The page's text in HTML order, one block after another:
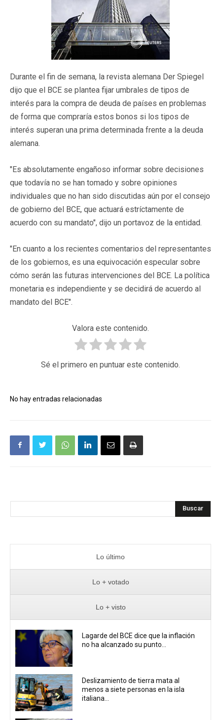
Durante el fin de semana, la revista alemana Der Spiegel
dijo que el BCE se plantea fijar umbrales de tipos de
interés para la compra de deuda de países en problemas
de forma que compraría estos bonos si los tipos de
interés superan una prima determinada frente a la deuda
alemana.
"Es absolutamente engañoso informar sobre decisiones
que todavía no se han tomado y sobre opiniones
individuales que no han sido discutidas aún por el consejo
de gobierno del BCE, que actuará estríctamente de
acuerdo con su mandato", dijo un portavoz de la entidad.
"En cuanto a los recientes comentarios del representantes
de los gobiernos, es una equivocación especular sobre
cómo serán las futuras intervenciones del BCE. La política
monetaria es independiente y se decidirá de acuerdo al
mandato del BCE".
Valora este contenido.
Sé el primero en puntuar este contenido.
No hay entradas relacionadas
Buscar
Lo último
Lo + votado
Lo + visto
Lagarde del BCE dice que la inflación
no ha alcanzado su punto...
Deslizamiento de tierra mata al
menos a siete personas en la isla
italiana...